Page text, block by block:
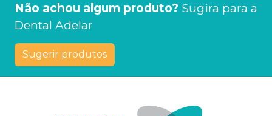
Não achou algum produto? Sugira para a
Dental Adelar
Sugerir produtos